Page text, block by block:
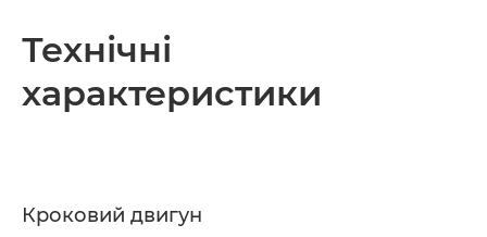
Технічні
характеристики
Кроковий двигун